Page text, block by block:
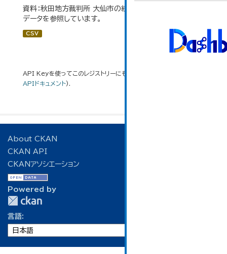
資料：秋田地方裁判所 大仙市の統計「12-16 少年事件」の
データを参照しています。
CSV
API Keyを使ってこのレジストリーにもアクセス可能です
APIドキュメント).
About CKAN
CKAN API
CKANアソシエーション
Powered by
言語